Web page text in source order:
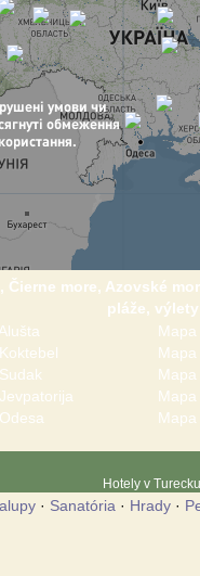
Čierne more, Azovské
pláže, výlety
Mapa
Hotely v Turecku
· Sanatória · Hrady ·